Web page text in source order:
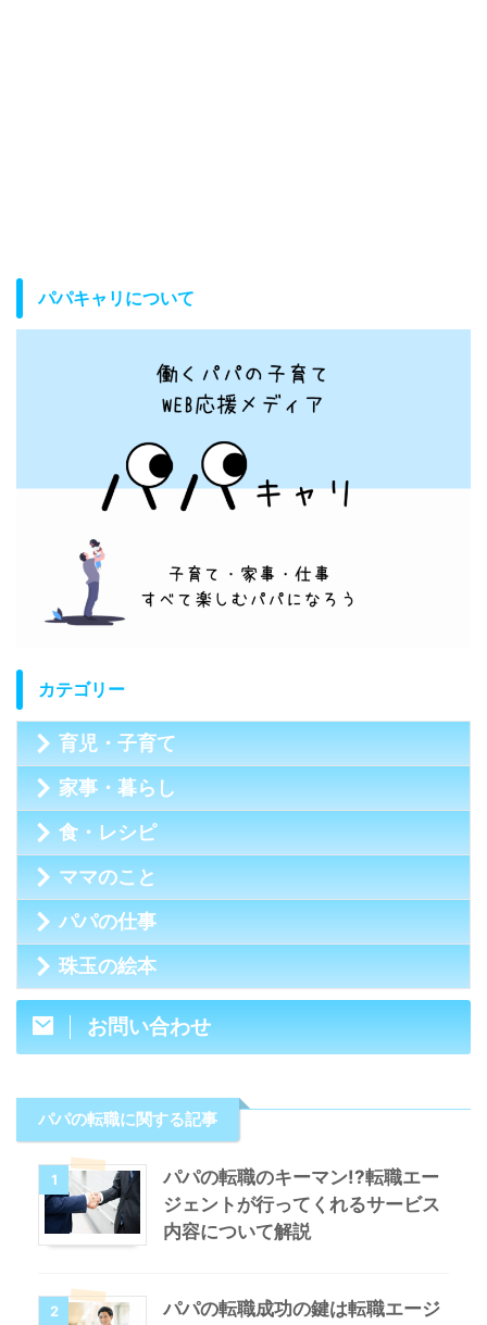
パパキャリについて
カテゴリー
育児・子育て
家事・暮らし
食・レシピ
ママのこと
パパの仕事
珠玉の絵本
お問い合わせ
パパの転職に関する記事
1
パパの転職のキーマン!?転職エー
ジェントが行ってくれるサービス
内容について解説
2
パパの転職成功の鍵は転職エージ